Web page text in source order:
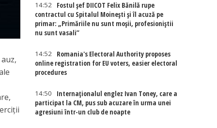
14:52
Fostul șef DIICOT Felix Bănilă rupe
contractul cu Spitalul Moinești și îl acuză pe
primar: „Primăriile nu sunt moșii, profesioniștii
nu sunt vasali”
14:52
Romania's Electoral Authority proposes
online registration for EU voters, easier electoral
procedures
14:50
Internaţionalul englez Ivan Toney, care a
participat la CM, pus sub acuzare în urma unei
agresiuni într-un club de noapte